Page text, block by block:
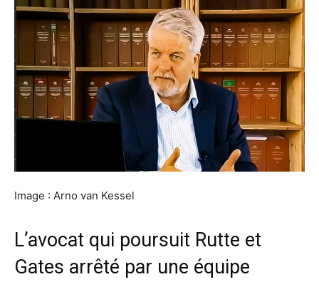
Image : Arno van Kessel
L’avocat qui poursuit Rutte et
Gates arrêté par une équipe